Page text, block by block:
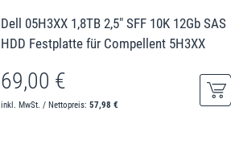
Dell 05H3XX 1,8TB 2,5" SFF 10K 12Gb SAS
HDD Festplatte für Compellent 5H3XX
69,00 €
inkl. MwSt. / Nettopreis: 57,98 €